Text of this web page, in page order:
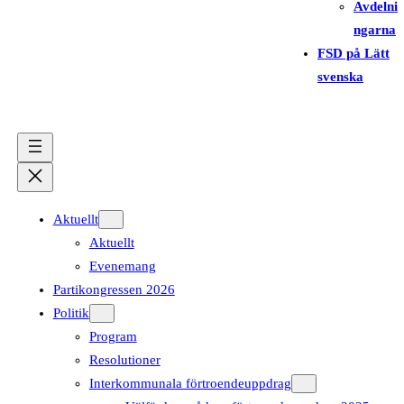
Avdelni
ngarna
FSD på Lätt
svenska
Aktuellt
Aktuellt
Evenemang
Partikongressen 2026
Politik
Program
Resolutioner
Interkommunala förtroendeuppdrag